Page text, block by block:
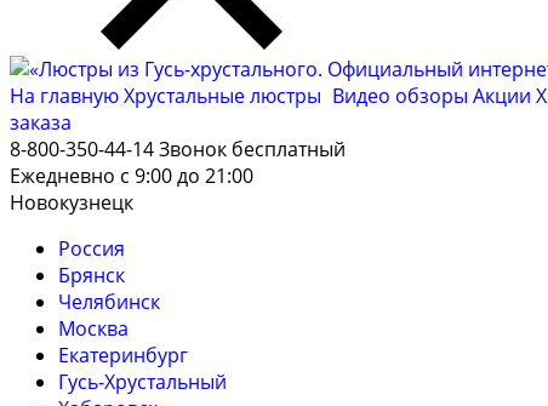
На главнуюХрустальные люстры Видео обзоры Акции
заказа
8-800-350-44-14Звонок бесплатный
Ежедневно с 9:00 до 21:00
Новокузнецк
Россия
Брянск
Челябинск
Москва
Екатеринбург
Гусь-Хрустальный